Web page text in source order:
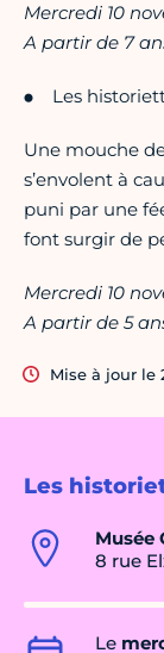
Les
Musée
8 rue
Le
Mercredi 10
A partir de 7
Les
Une mouche
s’envolent à
puni par une
font surgir de
Mercredi 10
A partir de 5
Mise à jour le